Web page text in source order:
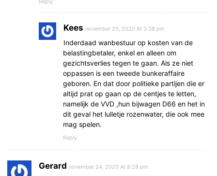
Reply
Kees november 25, 2020 At 3:38 pm
Inderdaad wanbestuur op kosten van de
belastingbetaler, enkel en alleen om
gezichtsverlies tegen te gaan. Als ze niet
oppassen is een tweede bunkeraffaire
geboren. En dat door politieke partijen die er
altijd prat op gaan op de centjes te letten,
namelijk de VVD ,hun bijwagen D66 en het in
dit geval het lulletje rozenwater, die ook mee
mag spelen.
Reply
Gerard november 24, 2020 At 8:28 pm